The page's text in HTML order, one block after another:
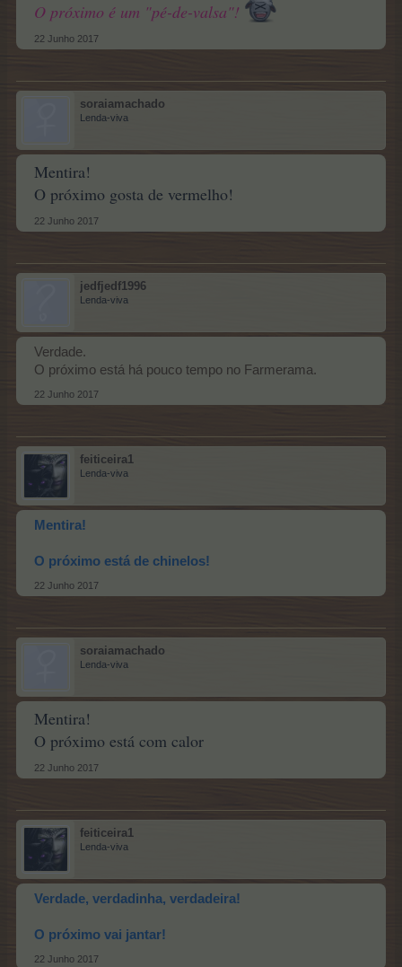
O próximo é um "pé-de-valsa"!
22 Junho 2017
soraiamachado
Lenda-viva
Mentira!
O próximo gosta de vermelho!
22 Junho 2017
jedfjedf1996
Lenda-viva
Verdade.
O próximo está há pouco tempo no Farmerama.
22 Junho 2017
feiticeira1
Lenda-viva
Mentira!
O próximo está de chinelos!
22 Junho 2017
soraiamachado
Lenda-viva
Mentira!
O próximo está com calor
22 Junho 2017
feiticeira1
Lenda-viva
Verdade, verdadinha, verdadeira!
O próximo vai jantar!
22 Junho 2017